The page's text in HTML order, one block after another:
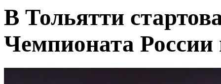
В Тольятти
Чемпионата России